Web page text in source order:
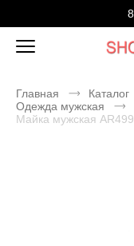
Главная Каталог
Одежда мужская
Майка мужская